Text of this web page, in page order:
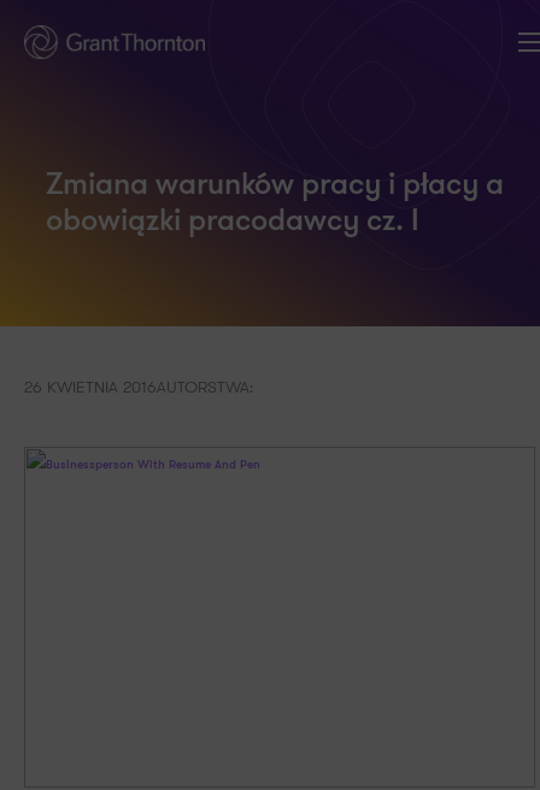
Zmiana warunków pracy i płacy a
obowiązki pracodawcy cz. I
26 KWIETNIA 2016AUTORSTWA: